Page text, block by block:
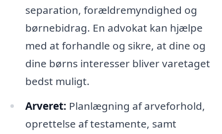
separation, forældremyndighed og
børnebidrag. En advokat kan hjælpe
med at forhandle og sikre, at dine og
dine børns interesser bliver varetaget
bedst muligt.
Arveret: Planlægning af arveforhold,
oprettelse af testamente, samt